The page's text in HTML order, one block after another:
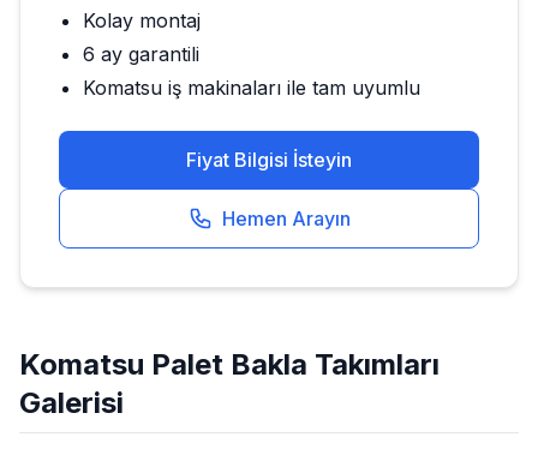
Kolay montaj
6 ay garantili
Komatsu iş makinaları ile tam uyumlu
Fiyat Bilgisi İsteyin
Hemen Arayın
Komatsu Palet Bakla Takımları
Galerisi